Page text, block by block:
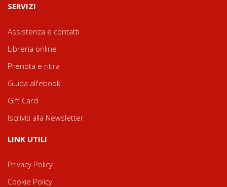
SERVIZI
Assistenza e contatti
Libreria online
Prenota e ritira
Guida all'ebook
Gift Card
Iscriviti alla Newsletter
LINK UTILI
Privacy Policy
Cookie Policy